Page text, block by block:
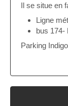
Il se situe en
Ligne
bus 174-
Parking